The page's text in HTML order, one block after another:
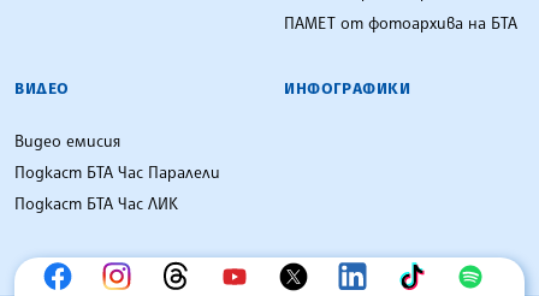
ПАМЕТ от фотоархива на БТА
ВИДЕО
Видео емисия
Подкаст БТА Час Паралели
Подкаст БТА Час ЛИК
ИНФОГРАФИКИ